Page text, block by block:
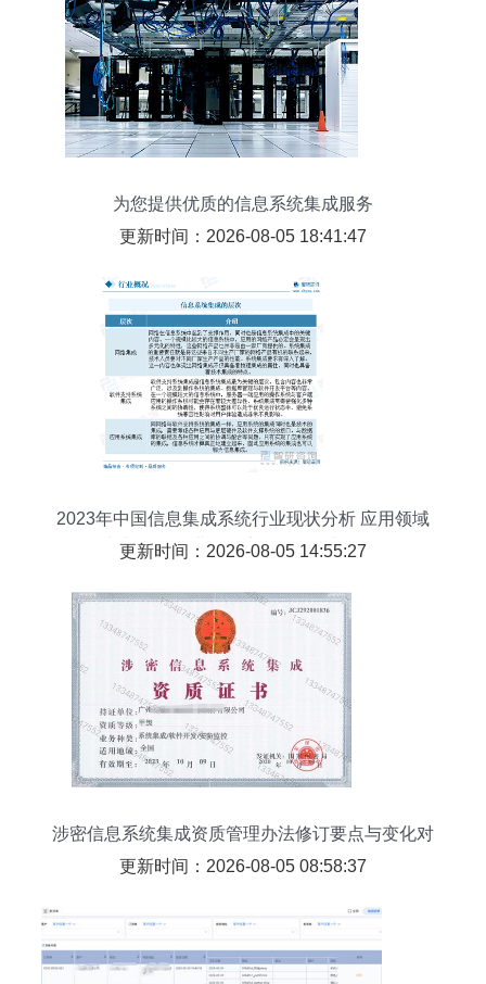
为您提供优质的信息系统集成服务
更新时间：2026-08-05 18:41:47
2023年中国信息集成系统行业现状分析 应用领域
不断加深，行业逐渐实现多元化与智能化
更新时间：2026-08-05 14:55:27
涉密信息系统集成资质管理办法修订要点与变化对
照分析
更新时间：2026-08-05 08:58:37